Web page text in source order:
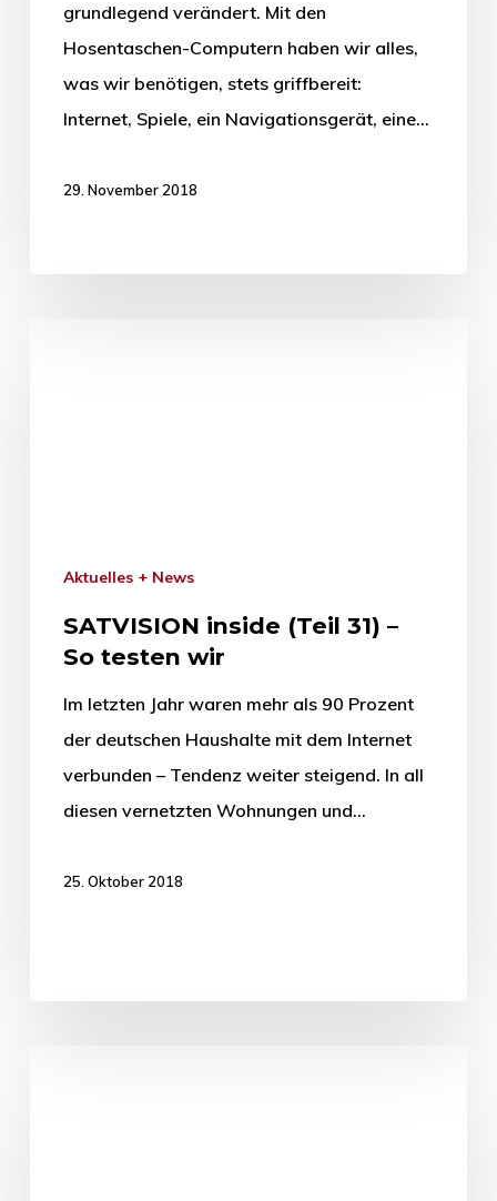
grundlegend verändert. Mit den
Hosentaschen-Computern haben wir alles,
was wir benötigen, stets griffbereit:
Internet, Spiele, ein Navigationsgerät, eine…
29. November 2018
Aktuelles + News
SATVISION inside (Teil 31) –
So testen wir
Im letzten Jahr waren mehr als 90 Prozent
der deutschen Haushalte mit dem Internet
verbunden – Tendenz weiter steigend. In all
diesen vernetzten Wohnungen und…
25. Oktober 2018